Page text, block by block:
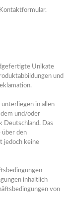
Unikate
und
in allen
dem und/oder
Deutschland. Das
über den
jedoch keine
inhaltlich
von